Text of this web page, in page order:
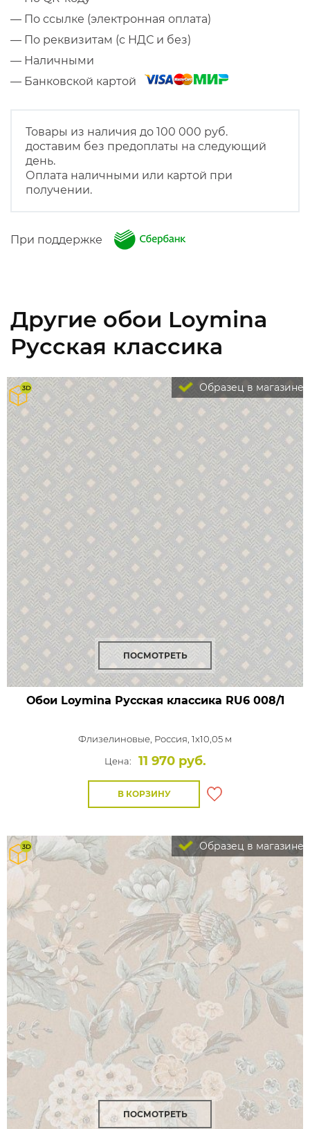
— По ссылке (электронная оплата)
— По реквизитам (с НДС и без)
— Наличными
— Банковской картой
Товары из наличия до 100 000 руб.
доставим без предоплаты на следующий
день.
Оплата наличными или картой при
получении.
При поддержке
Другие обои Loymina
Русская классика
Образец в магазине
ПОСМОТРЕТЬ
Обои Loymina Русская классика RU6 008/1
Флизелиновые, Россия, 1x10,05 м
Цена:
11 970 руб.
В КОРЗИНУ
Образец в магазине
ПОСМОТРЕТЬ